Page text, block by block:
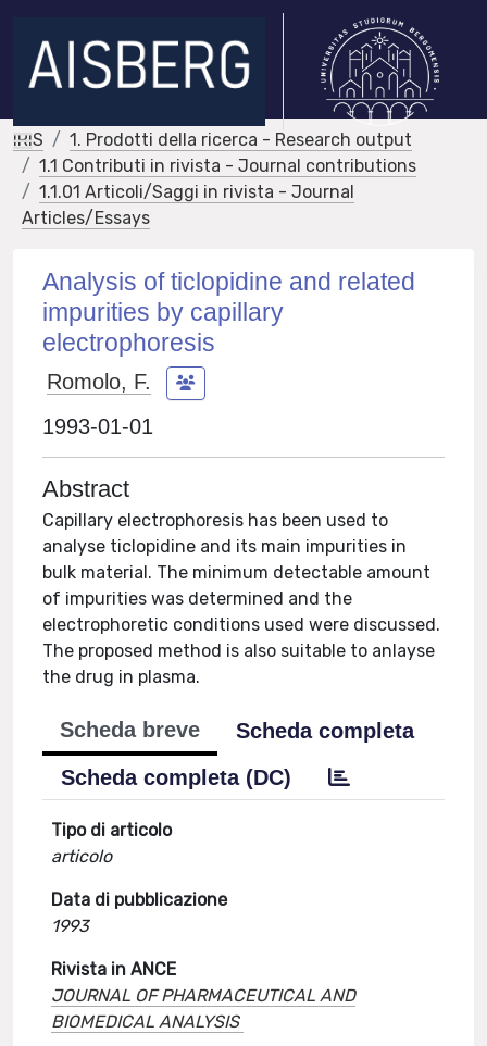
IRIS
1. Prodotti della ricerca - Research output
1.1 Contributi in rivista - Journal contributions
1.1.01 Articoli/Saggi in rivista - Journal
Articles/Essays
Analysis of ticlopidine and related
impurities by capillary
electrophoresis
Romolo, F.
1993-01-01
Abstract
Capillary electrophoresis has been used to
analyse ticlopidine and its main impurities in
bulk material. The minimum detectable amount
of impurities was determined and the
electrophoretic conditions used were discussed.
The proposed method is also suitable to anlayse
the drug in plasma.
Scheda breve
Scheda completa
Scheda completa (DC)
Tipo di articolo
articolo
Data di pubblicazione
1993
Rivista in ANCE
JOURNAL OF PHARMACEUTICAL AND
BIOMEDICAL ANALYSIS